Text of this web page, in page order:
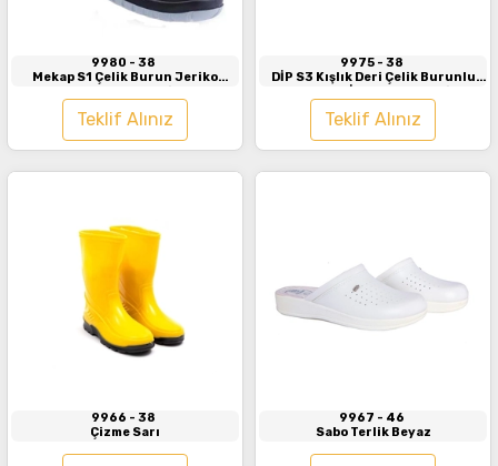
9980 - 38
Mekap S1 Çelik Burun Jeriko
Teklif Alınız
9975 - 38
DİP S3 Kışlık Deri Çelik Burunlu
Teklif Alınız
İncele
9966 - 38
Çizme Sarı
İncele
9967 - 46
Sabo Terlik Beyaz